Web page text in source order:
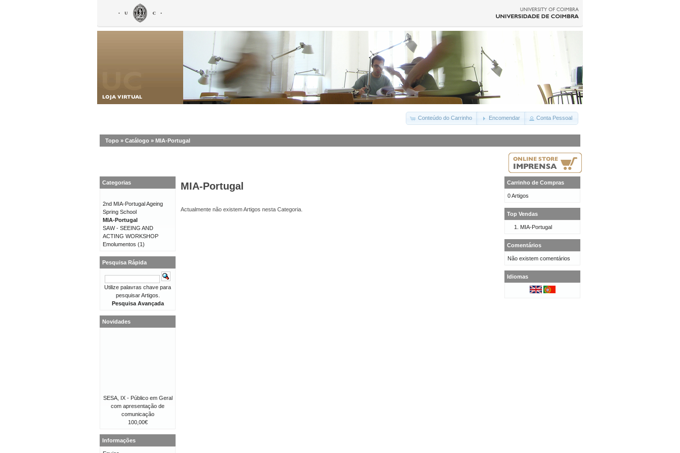
Conteúdo do Carrinho Encomendar Conta Pessoal
Topo » Catálogo » MIA-Portugal
MIA-Portugal
Actualmente não existem Artigos nesta Categoria.
Categorias
2nd MIA-Portugal Ageing
Spring School
MIA-Portugal
SAW - SEEING AND
ACTING WORKSHOP
Emolumentos (1)
Pesquisa Rápida
Utilize palavras chave para
pesquisar Artigos.
Pesquisa Avançada
Novidades
SESA, IX - Público em Geral
com apresentação de
comunicação
100,00€
Informações
Carrinho de Compras
0 Artigos
Top Vendas
MIA-Portugal
Comentários
Não existem comentários
Idiomas